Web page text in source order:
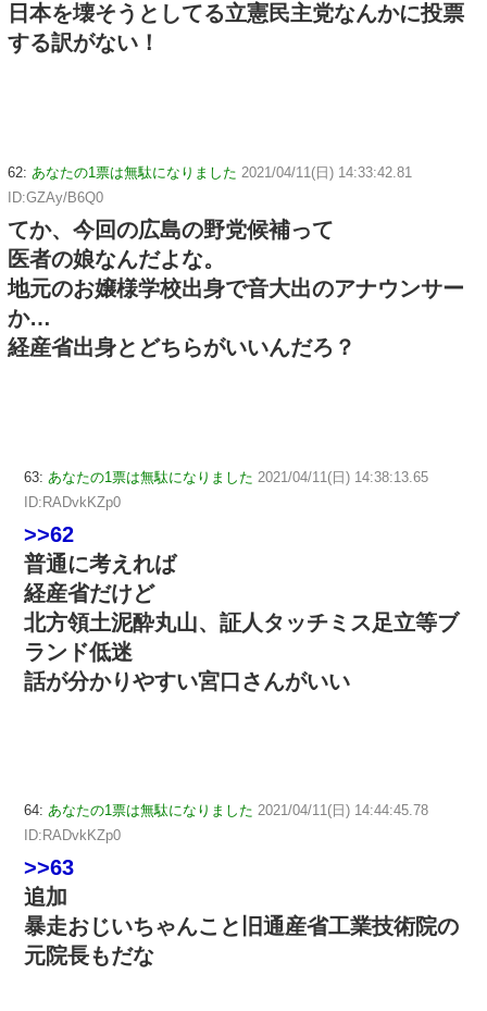
日本を壊そうとしてる立憲民主党なんかに投票
する訳がない！
62: あなたの1票は無駄になりました 2021/04/11(日) 14:33:42.81
ID:GZAy/B6Q0
てか、今回の広島の野党候補って
医者の娘なんだよな。
地元のお嬢様学校出身で音大出のアナウンサー
か…
経産省出身とどちらがいいんだろ？
63: あなたの1票は無駄になりました 2021/04/11(日) 14:38:13.65
ID:RADvkKZp0
>>62
普通に考えれば
経産省だけど
北方領土泥酔丸山、証人タッチミス足立等ブ
ランド低迷
話が分かりやすい宮口さんがいい
64: あなたの1票は無駄になりました 2021/04/11(日) 14:44:45.78
ID:RADvkKZp0
>>63
追加
暴走おじいちゃんこと旧通産省工業技術院の
元院長もだな